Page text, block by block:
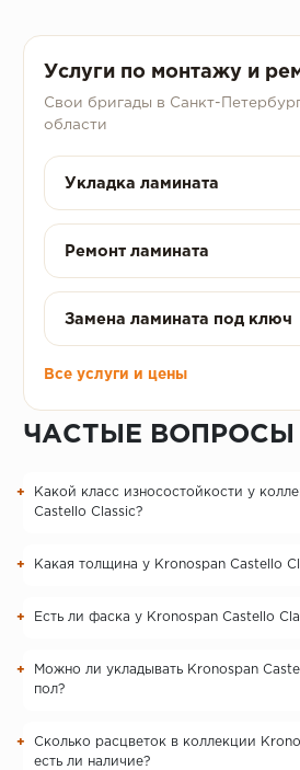
Услуги по монтажу и
Свои бригады в Санкт-
области
Укладка ламината
Ремонт ламината
Замена ламината под ключ
Все услуги и цены
ЧАСТЫЕ ВОПРОСЫ
Какой класс износостойкости у
Castello Classic?
Какая толщина у Kronospan Castello
Есть ли фаска у Kronospan Castello
Можно ли укладывать Kronospan
пол?
Сколько расцветок в коллекции
есть ли наличие?